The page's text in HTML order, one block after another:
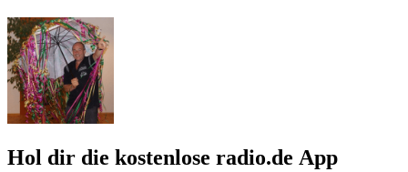
Hol dir die kostenlose radio.de App